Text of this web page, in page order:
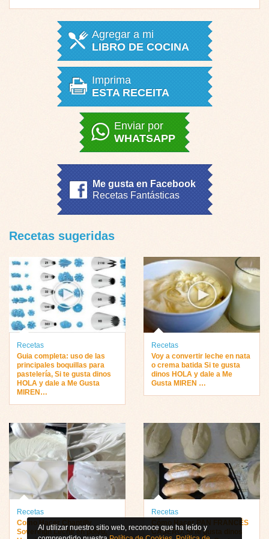
Agregar a mi
LIBRO DE COCINA
Imprima
ESTA RECEITA
Enviar por
WHATSAPP
Me gusta en Facebook
Recetas Fantásticas
Recetas sugeridas
Recetas
Guia completa: uso de las
principales boquillas para
pastelería, Si te gusta dinos
HOLA y dale a Me Gusta
MIREN…
Recetas
Voy a convertir leche en nata
o crema batida Si te gusta
dinos HOLA y dale a Me
Gusta MIREN …
Recetas
Como Hacer Chantilly
Sovereign Leche en polvo,
Recetas
Cómo Hacer PAN FRANCÉS
CASERO, Si te gusta dinos
Al utilizar nuestro sitio web, reconoce que ha leído y